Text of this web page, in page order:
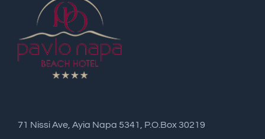
71 Nissi Ave, Ayia Napa 5341, P.O.Box 30219